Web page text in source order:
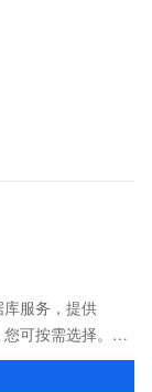
服务，提供
可按需选择。保
，在对时延有严